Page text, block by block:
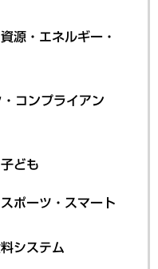
源・エネルギー・
コンプライアン
ども
ポーツ・スマート
システム